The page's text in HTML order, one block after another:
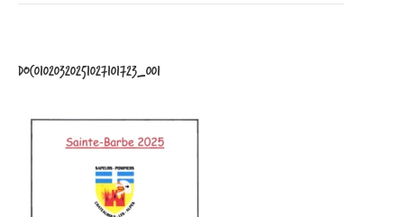
doc01020320251027101723_001